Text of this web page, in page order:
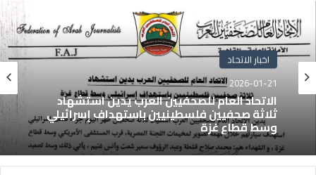
اخبار الاتحاد
2026-01-21
الاتحاد العام للصحفيين العرب يدين استشهاد
ثلاثة صحفيين فلسطينيين باستهداف إسرائيلي
وسط قطاع غزة